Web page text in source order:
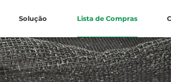
Solução Lista de Compras